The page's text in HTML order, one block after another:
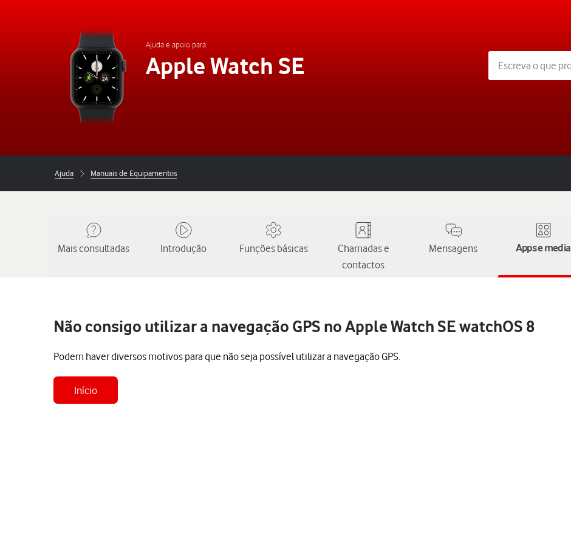
Ajuda e apoio para
Apple Watch SE
Ajuda Manuais de Equipamentos
Mais consultadas Introdução Funções básicas
Chamadas e
contactos
Mensagens Apps e media
Não consigo utilizar a navegação GPS no Apple Watch SE watchOS 8
Podem haver diversos motivos para que não seja possível utilizar a navegação GPS.
Início